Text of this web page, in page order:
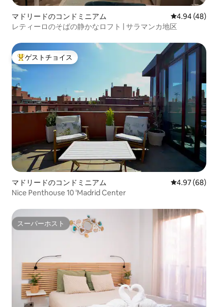
マドリードのコンドミニアム レビュー48
4.94 (48)
レティーロのそばの静かなロフト | サラマンカ地区
大好評のゲストチョイスです。
ゲストチョイス
マドリードのコンドミニアム レビュー68
4.97 (68)
Nice Penthouse 10 'Madrid Center
スーパーホスト
スーパーホスト